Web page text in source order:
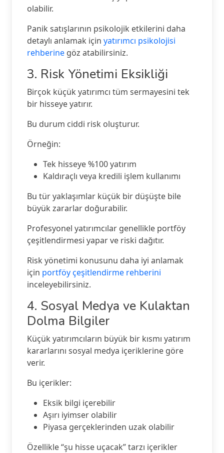
olabilir.
Panik satışlarının psikolojik etkilerini daha
detaylı anlamak için yatırımcı psikolojisi
rehberine göz atabilirsiniz.
3. Risk Yönetimi Eksikliği
Birçok küçük yatırımcı tüm sermayesini tek
bir hisseye yatırır.
Bu durum ciddi risk oluşturur.
Örneğin:
Tek hisseye %100 yatırım
Kaldıraçlı veya kredili işlem kullanımı
Bu tür yaklaşımlar küçük bir düşüşte bile
büyük zararlar doğurabilir.
Profesyonel yatırımcılar genellikle portföy
çeşitlendirmesi yapar ve riski dağıtır.
Risk yönetimi konusunu daha iyi anlamak
için portföy çeşitlendirme rehberini
inceleyebilirsiniz.
4. Sosyal Medya ve Kulaktan
Dolma Bilgiler
Küçük yatırımcıların büyük bir kısmı yatırım
kararlarını sosyal medya içeriklerine göre
verir.
Bu içerikler:
Eksik bilgi içerebilir
Aşırı iyimser olabilir
Piyasa gerçeklerinden uzak olabilir
Özellikle “şu hisse uçacak” tarzı içerikler